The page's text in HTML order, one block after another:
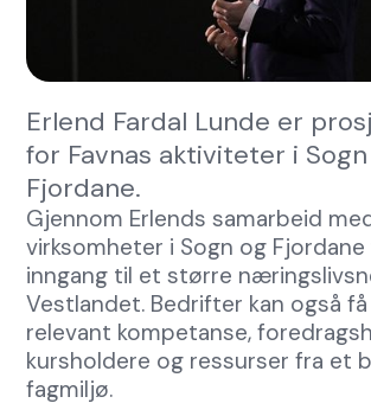
Erlend Fardal Lunde er
for Favnas aktiviteter i
Fjordane.
Gjennom Erlends samarbeid
virksomheter i Sogn og Fjordane
inngang til et større
Vestlandet. Bedrifter kan også
relevant kompetanse,
kursholdere og ressurser fra et
fagmiljø.